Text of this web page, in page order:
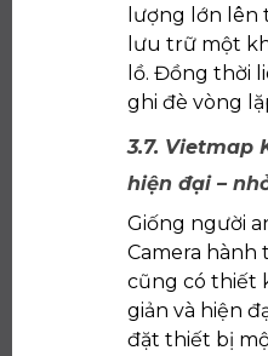
lượng lớn lên
lưu trữ một
lồ. Đồng thời
ghi đè vòng
3.7. Vietmap
hiện đại –
Giống người
Camera hành
cũng có thiết
giản và hiện
đặt thiết bị